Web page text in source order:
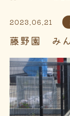
2023.06.21
藤野園 み